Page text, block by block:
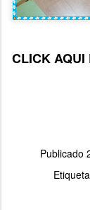
CLICK AQUI
Publicado